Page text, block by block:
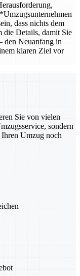
dass nichts dem
die Details, damit Sie
den Neuanfang in
klaren Ziel vor
Sie von vielen
sondern
Umzug noch